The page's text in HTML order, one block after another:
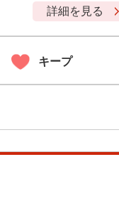
詳細を見る
キープ